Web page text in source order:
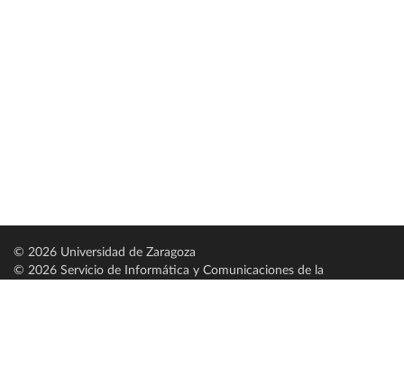
© 2026 Universidad de Zaragoza
© 2026 Servicio de Informática y Comunicaciones de la